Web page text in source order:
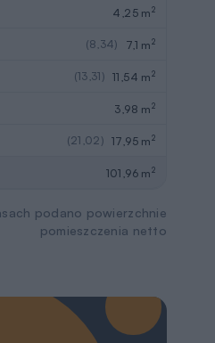
4,25 m2
(8,34) 7,1 m2
(13,31) 11,54 m2
3,98 m2
(21,02) 17,95 m2
101,96 m2
podano powierzchnie
pomieszczenia netto